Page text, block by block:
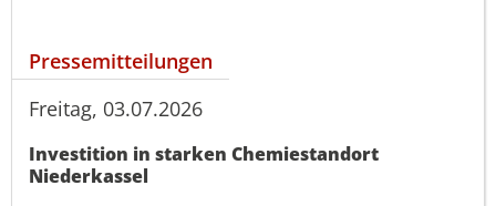
Pressemitteilungen
Freitag, 03.07.2026
Investition in starken Chemiestandort
Niederkassel